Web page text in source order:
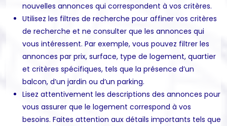
nouvelles annonces qui correspondent à vos critères.
Utilisez les filtres de recherche pour affiner vos critères
de recherche et ne consulter que les annonces qui
vous intéressent. Par exemple, vous pouvez filtrer les
annonces par prix, surface, type de logement, quartier
et critères spécifiques, tels que la présence d’un
balcon, d’un jardin ou d’un parking.
Lisez attentivement les descriptions des annonces pour
vous assurer que le logement correspond à vos
besoins. Faites attention aux détails importants tels que